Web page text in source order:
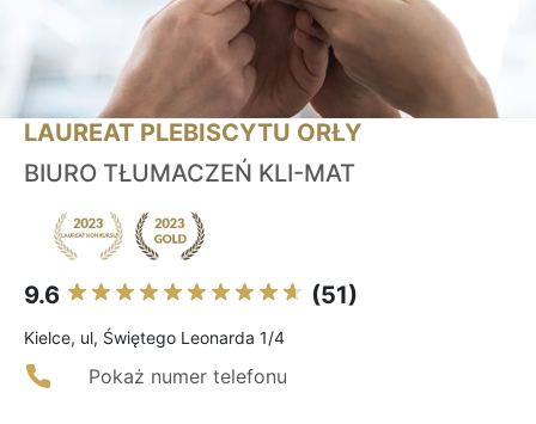
LAUREAT PLEBISCYTU ORŁY
BIURO TŁUMACZEŃ KLI-MAT
9.6 (51)
Kielce, ul, Świętego Leonarda 1/4
Pokaż numer telefonu